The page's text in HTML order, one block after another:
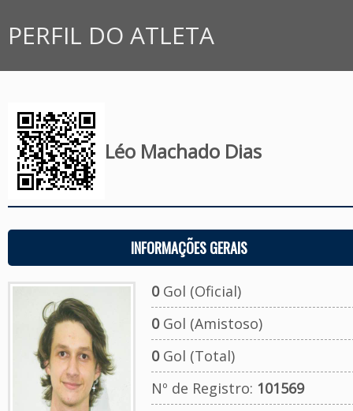
PERFIL DO ATLETA
Léo Machado Dias
INFORMAÇÕES GERAIS
0Gol (Oficial)
0Gol (Amistoso)
0Gol (Total)
Nº de Registro: 101569